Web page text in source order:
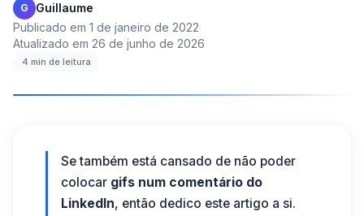
G Guillaume·
Publicado em 1 de janeiro de 2022·
Atualizado em 26 de junho de 2026
·
4 min de leitura
Se também está cansado de não poder
colocar gifs num comentário do
LinkedIn, então dedico este artigo a si.